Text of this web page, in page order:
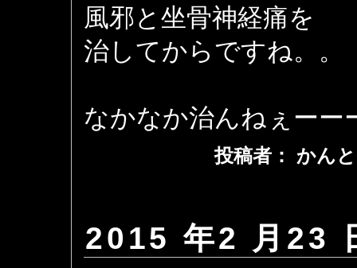
風邪と坐骨神経痛を
治してからですね。。
なかなか治んねぇーー
投稿者： かん
2015 年2 月23